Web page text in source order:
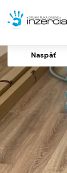
Naspäť